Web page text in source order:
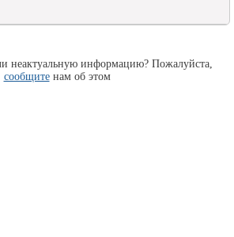
неактуальную информацию? Пожалуйста,
сообщитенам об этом